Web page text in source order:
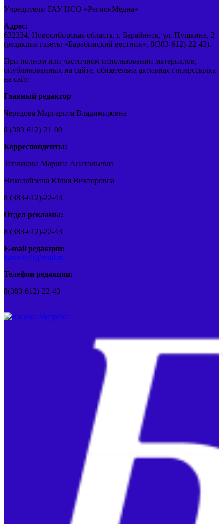
Учредитель: ГАУ НСО «РегионМедиа»
Адрес:
632334, Новосибирская область, г. Барабинск, ул. Пушкина, 2
(редакция газеты «Барабинский вестник», 8(383-612)-22-43).
При полном или частичном использовании материалов,
опубликованных на сайте, обязательна активная гиперссылка
на сайт
Главный редактор
Чередова Маргарита Владимировна
8 (383-612)-21-00
Корреспонденты:
Теплякова Марина Анатольевна
Николайзина Юлия Викторовна
8 (383-612)-22-43
Отдел рекламы:
8 (383-612)-22-43
E-mail редакции:
barvest20@mail.ru
Телефон редакции:
8(383-612)-22-43